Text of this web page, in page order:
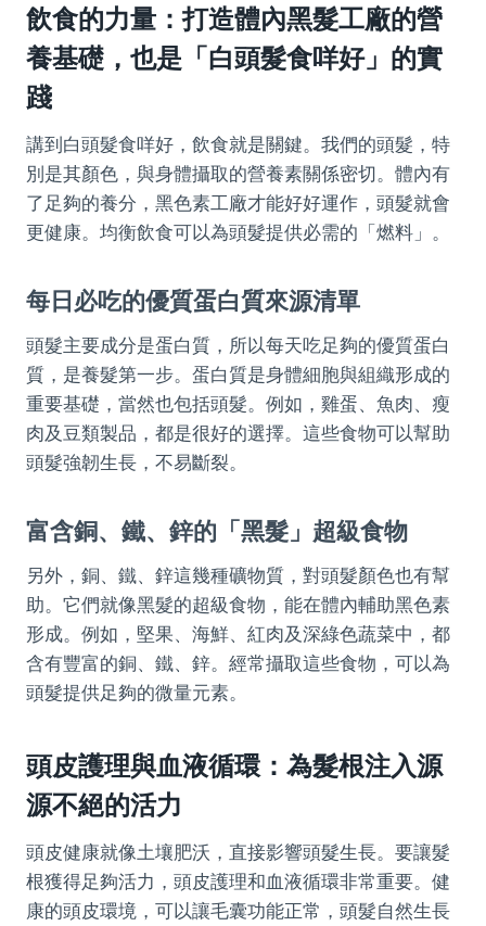
飲食的力量：打造體內黑髮工廠的營
養基礎，也是「白頭髮食咩好」的實
踐
講到白頭髮食咩好，飲食就是關鍵。我們的頭髮，特
別是其顏色，與身體攝取的營養素關係密切。體內有
了足夠的養分，黑色素工廠才能好好運作，頭髮就會
更健康。均衡飲食可以為頭髮提供必需的「燃料」。
每日必吃的優質蛋白質來源清單
頭髮主要成分是蛋白質，所以每天吃足夠的優質蛋白
質，是養髮第一步。蛋白質是身體細胞與組織形成的
重要基礎，當然也包括頭髮。例如，雞蛋、魚肉、瘦
肉及豆類製品，都是很好的選擇。這些食物可以幫助
頭髮強韌生長，不易斷裂。
富含銅、鐵、鋅的「黑髮」超級食物
另外，銅、鐵、鋅這幾種礦物質，對頭髮顏色也有幫
助。它們就像黑髮的超級食物，能在體內輔助黑色素
形成。例如，堅果、海鮮、紅肉及深綠色蔬菜中，都
含有豐富的銅、鐵、鋅。經常攝取這些食物，可以為
頭髮提供足夠的微量元素。
頭皮護理與血液循環：為髮根注入源
源不絕的活力
頭皮健康就像土壤肥沃，直接影響頭髮生長。要讓髮
根獲得足夠活力，頭皮護理和血液循環非常重要。健
康的頭皮環境，可以讓毛囊功能正常，頭髮自然生長